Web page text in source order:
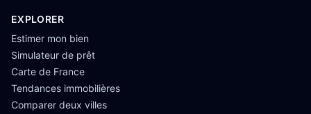
EXPLORER
Estimer mon bien
Simulateur de prêt
Carte de France
Tendances immobilières
Comparer deux villes